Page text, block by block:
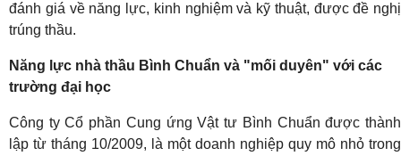
đánh giá về năng lực, kinh nghiệm và kỹ thuật, được đề nghị
trúng thầu.
Năng lực nhà thầu Bình Chuẩn và "mối duyên" với các
trường đại học
Công ty Cổ phần Cung ứng Vật tư Bình Chuẩn được thành
lập từ tháng 10/2009, là một doanh nghiệp quy mô nhỏ trong